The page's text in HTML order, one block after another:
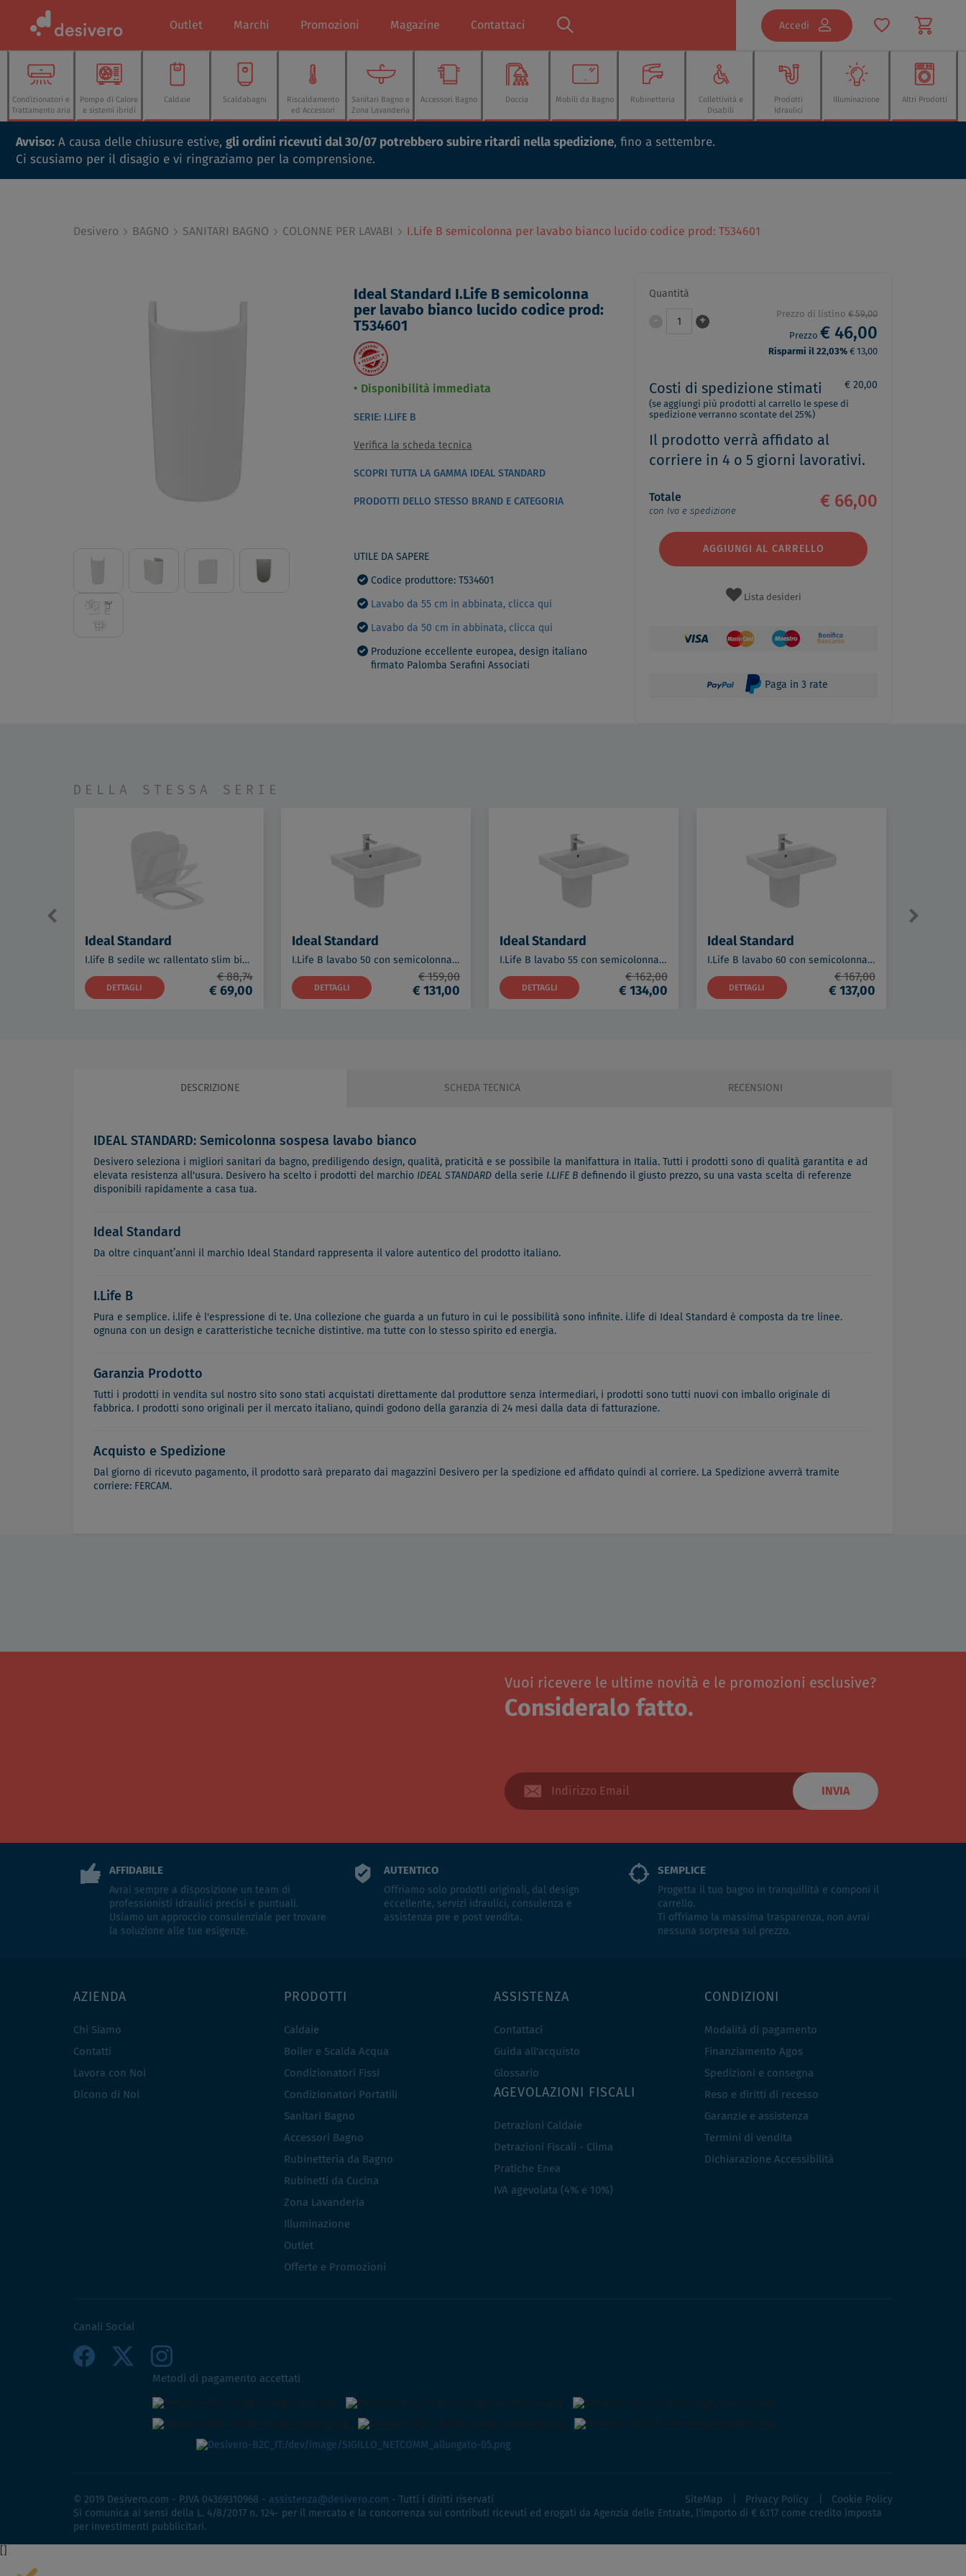
Outlet Marchi Promozioni Magazine Contattaci Accedi
Condizionatori e
Trattamento aria
Pompe di Calore
e sistemi ibridi
Caldaie Scaldabagni
Riscaldamento
ed Accessori
Sanitari Bagno e
Zona Lavanderia
Accessori Bagno Doccia Mobili da Bagno Rubinetteria
Collettività e
Disabili
Prodotti
Idraulici
Illuminazione Altri Prodotti
Avviso: A causa delle chiusure estive, gli ordini ricevuti dal 30/07 potrebbero subire ritardi nella spedizione, fino a settembre.
Ci scusiamo per il disagio e vi ringraziamo per la comprensione.
Desivero BAGNO SANITARI BAGNO COLONNE PER LAVABI I.Life B semicolonna per lavabo bianco lucido codice prod: T534601
Ideal Standard I.Life B semicolonna
per lavabo bianco lucido codice prod:
T534601
Disponibilità immediata
SERIE: I.LIFE B
Verifica la scheda tecnica
SCOPRI TUTTA LA GAMMA IDEAL STANDARD
PRODOTTI DELLO STESSO BRAND E CATEGORIA
UTILE DA SAPERE
Codice produttore: T534601
Lavabo da 55 cm in abbinata, clicca qui
Lavabo da 50 cm in abbinata, clicca qui
Produzione eccellente europea, design italiano
firmato Palomba Serafini Associati
Quantità
1 +
Prezzo di listino € 59,00
Prezzo € 46,00
Risparmi il 22,03% € 13,00
Costi di spedizione stimati € 20,00
(se aggiungi più prodotti al carrello le spese di
spedizione verranno scontate del 25%)
Il prodotto verrà affidato al
corriere in 4 o 5 giorni lavorativi.
Totale
con Iva e spedizione
€ 66,00
AGGIUNGI AL CARRELLO
Lista desideri
Paga in 3 rate
DELLA STESSA SERIE
Ideal Standard
I.life B sedile wc rallentato slim bianco codice prod: T500301
DETTAGLI
€ 88,74
€ 69,00
Ideal Standard
I.Life B lavabo 50 con semicolonna bianco lucido codice prod: T460901 T534601
DETTAGLI
€ 159,00
€ 131,00
Ideal Standard
I.Life B lavabo 55 con semicolonna bianco lucido codice prod: T460801 T534601
DETTAGLI
€ 162,00
€ 134,00
Ideal Standard
I.Life B lavabo 60 con semicolonna bianco lucido codice prod: T460701 T534601
DETTAGLI
€ 167,00
€ 137,00
DESCRIZIONE SCHEDA TECNICA RECENSIONI
IDEAL STANDARD: Semicolonna sospesa lavabo bianco
Desivero seleziona i migliori sanitari da bagno, prediligendo design, qualità, praticità e se possibile la manifattura in Italia. Tutti i prodotti sono di qualità garantita e ad
elevata resistenza all'usura. Desivero ha scelto i prodotti del marchio IDEAL STANDARD della serie I.LIFE B definendo il giusto prezzo, su una vasta scelta di referenze
disponibili rapidamente a casa tua.
Ideal Standard
Da oltre cinquant’anni il marchio Ideal Standard rappresenta il valore autentico del prodotto italiano.
I.Life B
Pura e semplice. i.life è l'espressione di te. Una collezione che guarda a un futuro in cui le possibilità sono infinite. i.life di Ideal Standard è composta da tre linee.
ognuna con un design e caratteristiche tecniche distintive. ma tutte con lo stesso spirito ed energia.
Garanzia Prodotto
Tutti i prodotti in vendita sul nostro sito sono stati acquistati direttamente dal produttore senza intermediari, i prodotti sono tutti nuovi con imballo originale di
fabbrica. I prodotti sono originali per il mercato italiano, quindi godono della garanzia di 24 mesi dalla data di fatturazione.
Acquisto e Spedizione
Dal giorno di ricevuto pagamento, il prodotto sarà preparato dai magazzini Desivero per la spedizione ed affidato quindi al corriere. La Spedizione avverrà tramite
corriere: FERCAM.
Vuoi ricevere le ultime novità e le promozioni esclusive?
Consideralo fatto.
INVIA
AFFIDABILE
Avrai sempre a disposizione un team di
professionisti idraulici precisi e puntuali.
Usiamo un approccio consulenziale per trovare
la soluzione alle tue esigenze.
AUTENTICO
Offriamo solo prodotti originali, dal design
eccellente, servizi idraulici, consulenza e
assistenza pre e post vendita.
SEMPLICE
Progetta il tuo bagno in tranquillità e componi il
carrello.
Ti offriamo la massima trasparenza, non avrai
nessuna sorpresa sul prezzo.
AZIENDA
Chi Siamo
Contatti
Lavora con Noi
Dicono di Noi
PRODOTTI
Caldaie
Boiler e Scalda Acqua
Condizionatori Fissi
Condizionatori Portatili
Sanitari Bagno
Accessori Bagno
Rubinetteria da Bagno
Rubinetti da Cucina
Zona Lavanderia
Illuminazione
Outlet
Offerte e Promozioni
ASSISTENZA
Contattaci
Guida all'acquisto
Glossario
AGEVOLAZIONI FISCALI
Detrazioni Caldaie
Detrazioni Fiscali - Clima
Pratiche Enea
IVA agevolata (4% e 10%)
CONDIZIONI
Modalità di pagamento
Finanziamento Agos
Spedizioni e consegna
Reso e diritti di recesso
Garanzie e assistenza
Termini di vendita
Dichiarazione Accessibilità
Canali Social
Metodi di pagamento accettati
© 2019 Desivero.com - P.IVA 04369310968 - assistenza@desivero.com - Tutti i diritti riservati SiteMap Privacy Policy
Cookie Policy
Si comunica ai sensi della L. 4/8/2017 n. 124- per il mercato e la concorrenza sui contributi ricevuti ed erogati da Agenzia delle Entrate, l'importo di € 6.117 come credito imposta
per investimenti pubblicitari.